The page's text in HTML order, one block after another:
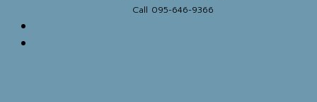
Call 095-646-9366